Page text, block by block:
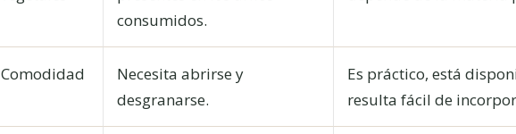
consumidos.
Comodidad
Necesita abrirse y
desgranarse.
Es práctico, está
resulta fácil de